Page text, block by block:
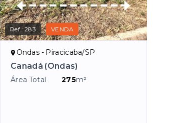
Ref.:283 VENDA
Ondas - Piracicaba/SP
Canadá (Ondas)
Área Total 275m²